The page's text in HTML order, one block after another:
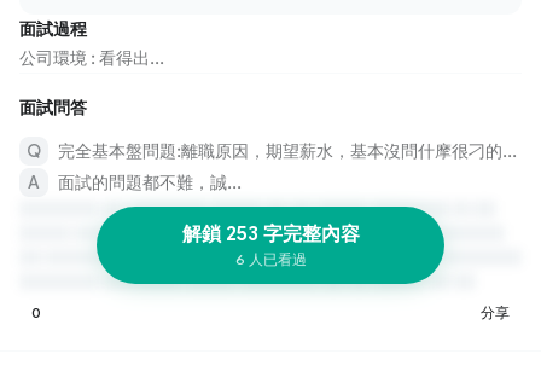
面試過程
公司環境 : 看得出...
面試問答
完全基本盤問題:離職原因，期望薪水，基本沒問什摩很刁的問題
面試的問題都不難，誠...
解鎖 253 字完整內容
6 人已看過
0 分享